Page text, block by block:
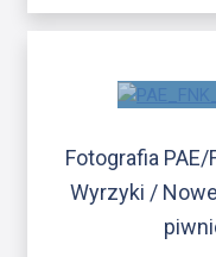
Fotografia
Wyrzyki /